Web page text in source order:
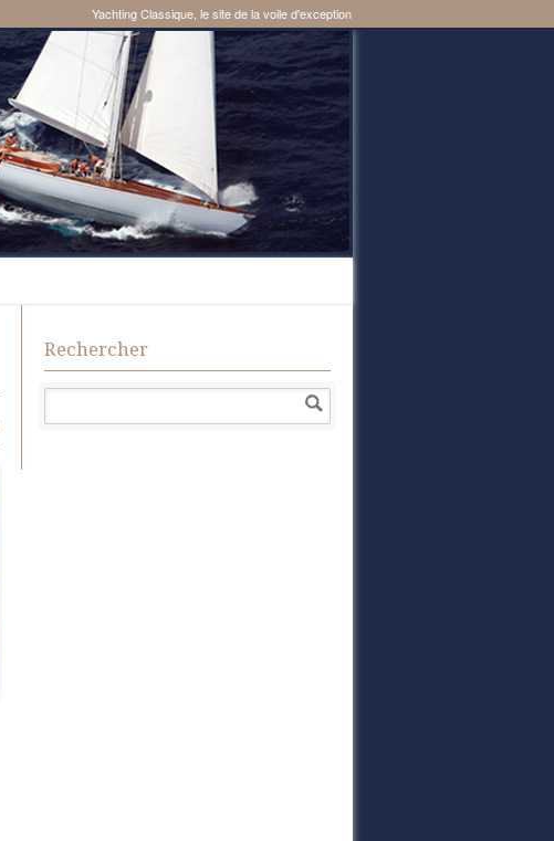
Yachting Classique, le site de la voile d'exception
Rechercher